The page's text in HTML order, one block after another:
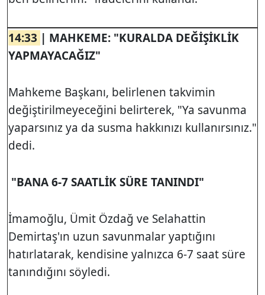
14:33 | MAHKEME: "KURALDA DEĞİŞİKLİK
YAPMAYACAĞIZ"
Mahkeme Başkanı, belirlenen takvimin
değiştirilmeyeceğini belirterek, "Ya savunma
yaparsınız ya da susma hakkınızı kullanırsınız."
dedi.
"BANA 6-7 SAATLİK SÜRE TANINDI"
İmamoğlu, Ümit Özdağ ve Selahattin
Demirtaş'ın uzun savunmalar yaptığını
hatırlatarak, kendisine yalnızca 6-7 saat süre
tanındığını söyledi.